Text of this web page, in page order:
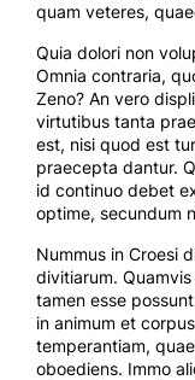
quam veteres,
Quia dolori non
Omnia contraria,
Zeno? An vero
virtutibus tanta
est, nisi quod est
praecepta dantur.
id continuo debet
optime, secundum
Nummus in Croesi
divitiarum.
tamen esse
in animum et
temperantiam,
oboediens. Immo